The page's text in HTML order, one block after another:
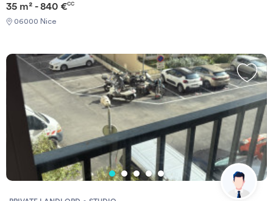
35 m² - 840 €CC
06000 Nice